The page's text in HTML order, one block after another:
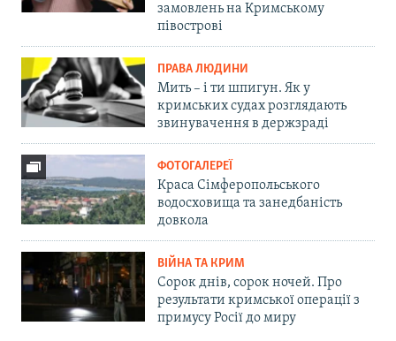
замовлень на Кримському
півострові
ПРАВА ЛЮДИНИ
Мить – і ти шпигун. Як у
кримських судах розглядають
звинувачення в держзраді
ФОТОГАЛЕРЕЇ
Краса Сімферопольського
водосховища та занедбаність
довкола
ВІЙНА ТА КРИМ
Сорок днів, сорок ночей. Про
результати кримської операції з
примусу Росії до миру